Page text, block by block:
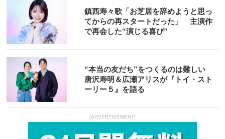
鎮西寿々歌「お芝居を辞めようと思っ
てからの再スタートだった」 主演作
で再会した“演じる喜び”
“本当の友だち”をつくるのは難しい
唐沢寿明＆広瀬アリスが『トイ・スト
ーリー５』を語る
[ADVERTISEMENT]